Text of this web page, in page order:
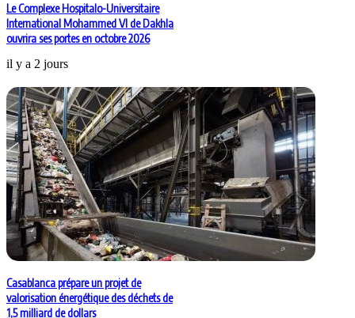
Le Complexe Hospitalo-Universitaire
International Mohammed VI de Dakhla
ouvrira ses portes en octobre 2026
il y a 2 jours
Casablanca prépare un projet de
valorisation énergétique des déchets de
1,5 milliard de dollars